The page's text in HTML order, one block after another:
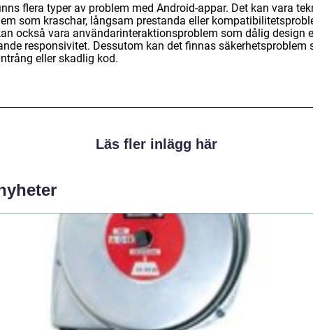
flera typer av problem med Android-appar. Det kan vara
som kraschar, långsam prestanda eller
också vara användarinteraktionsproblem som dålig design
responsivitet. Dessutom kan det finnas säkerhetsproblem
eller skadlig kod.
Läs fler inlägg här